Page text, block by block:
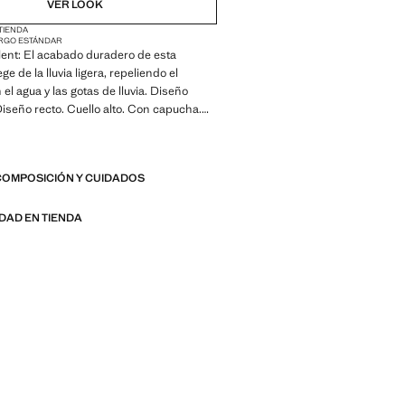
VER LOOK
ESTÁNDAR
El acabado duradero de esta
de la lluvia ligera, repeliendo el
agua y las gotas de lluvia. Diseño
recto. Cuello alto. Con capucha.
de cremallera. Con relleno. Cierre
es exclusivo online. Producto en
Y CUIDADOS
EN TIENDA